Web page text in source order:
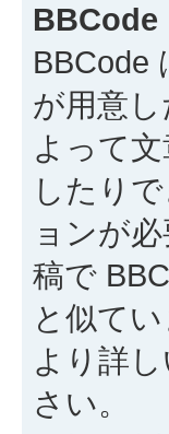
BBCode
BBCode
が用意
よって
したり
ョンが
稿で
と似て
より詳
さい。